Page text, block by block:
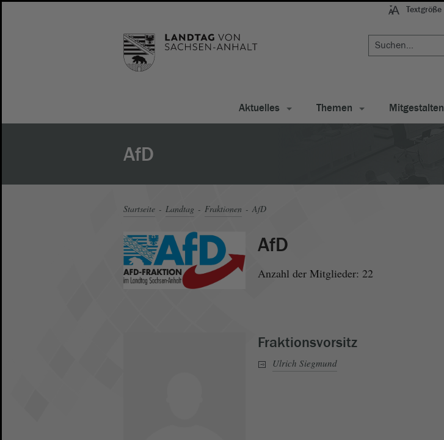
Textgröße
Aktuelles Themen Mitgestalten
AfD
Startseite Landtag Fraktionen AfD
AfD
Anzahl der Mitglieder: 22
Fraktionsvorsitz
Ulrich Siegmund